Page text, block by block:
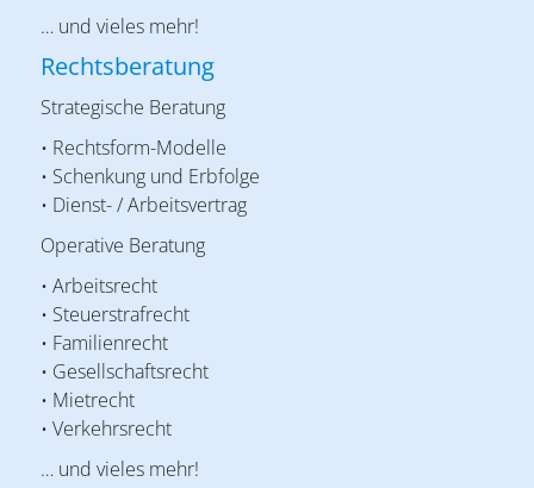
… und vieles mehr!
Rechtsberatung
Strategische Beratung
• Rechtsform-Modelle
• Schenkung und Erbfolge
• Dienst- / Arbeitsvertrag
Operative Beratung
• Arbeitsrecht
• Steuerstrafrecht
• Familienrecht
• Gesellschaftsrecht
• Mietrecht
• Verkehrsrecht
… und vieles mehr!